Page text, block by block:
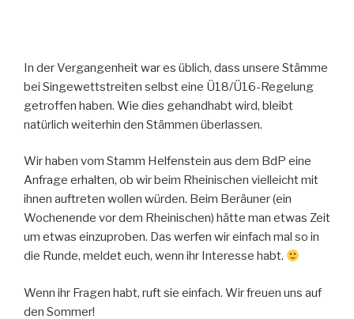
In der Vergangenheit war es üblich, dass unsere Stämme
bei Singewettstreiten selbst eine Ü18/Ü16-Regelung
getroffen haben. Wie dies gehandhabt wird, bleibt
natürlich weiterhin den Stämmen überlassen.
Wir haben vom Stamm Helfenstein aus dem BdP eine
Anfrage erhalten, ob wir beim Rheinischen vielleicht mit
ihnen auftreten wollen würden. Beim Beräuner (ein
Wochenende vor dem Rheinischen) hätte man etwas Zeit
um etwas einzuproben. Das werfen wir einfach mal so in
die Runde, meldet euch, wenn ihr Interesse habt.
Wenn ihr Fragen habt, ruft sie einfach. Wir freuen uns auf
den Sommer!